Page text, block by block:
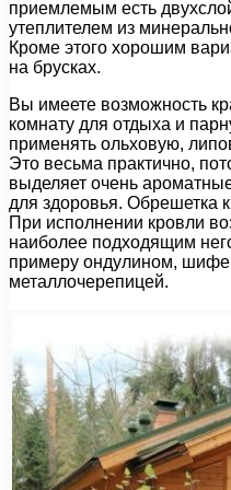
приемлемым есть
утеплителем из
Кроме этого хорошим
на брусках.
Вы имеете возможность
комнату для отдыха и
применять ольховую,
Это весьма практично,
выделяет очень
для здоровья. Обрешетка
При исполнении кровли
наиболее подходящим
примеру ондулином,
металлочерепицей.